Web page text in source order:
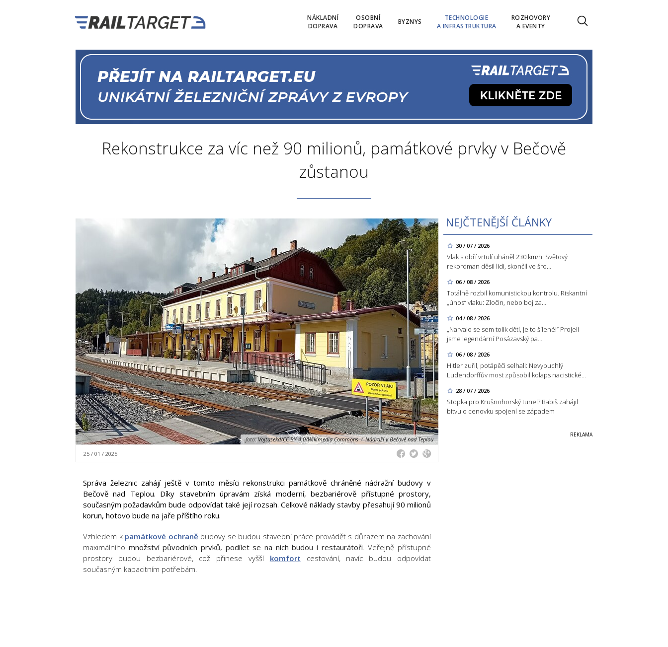
NÁKLADNÍ
DOPRAVA
OSOBNÍ
DOPRAVA
BYZNYS
TECHNOLOGIE
A INFRASTRUKTURA
ROZHOVORY
A EVENTY
Rekonstrukce za víc než 90 milionů, památkové prvky v Bečově
zůstanou
NEJČTENĚJŠÍ ČLÁNKY
30 / 07 / 2026
Vlak s obří vrtulí uháněl 230 km/h: Světový
rekordman děsil lidi, skončil ve šro…
06 / 08 / 2026
Totálně rozbil komunistickou kontrolu. Riskantní
„únos“ vlaku: Zločin, nebo boj za…
04 / 08 / 2026
„Narvalo se sem tolik dětí, je to šílené!“ Projeli
jsme legendární Posázavský pa…
06 / 08 / 2026
Hitler zuřil, potápěči selhali: Nevybuchlý
Ludendorffův most způsobil kolaps nacistické…
28 / 07 / 2026
Stopka pro Krušnohorský tunel? Babiš zahájil
bitvu o cenovku spojení se západem
foto:Vojtasekd/CC BY 4.0/Wikimedia Commons / Nádraží v Bečově nad Teplou
25 / 01 / 2025
Správa železnic zahájí ještě v tomto měsíci rekonstrukci památkově chráněné nádražní budovy v
Bečově nad Teplou. Díky stavebním úpravám získá moderní, bezbariérově přístupné prostory,
současným požadavkům bude odpovídat také její rozsah. Celkové náklady stavby přesahují 90 milionů
korun, hotovo bude na jaře příštího roku.
Vzhledem k památkové ochraně budovy se budou stavební práce provádět s důrazem na zacho­vání
maximálního množství původních prvků, podílet se na nich budou i restaurátoři. Veřejně přístupné
prostory budou bezbariérové, což přinese vyšší komfort cestování, navíc budou odpovídat
současným kapacitním potřebám.